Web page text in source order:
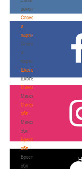
волонтером
Спонсоры
и
партнеры
Спонсоры
и
партнеры
Школы
Школы
Минск
Минск
Минская
обл
Минская
обл
Брестская
обл
Брестская
обл